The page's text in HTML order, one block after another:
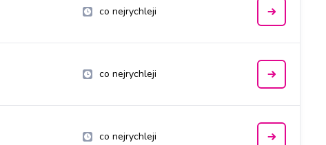
co nejrychleji
co nejrychleji
co nejrychleji